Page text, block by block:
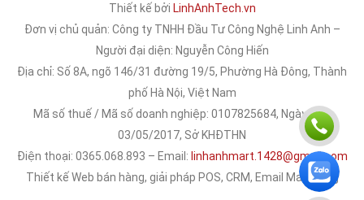
Thiết kế bởi LinhAnhTech.vn
Đơn vị chủ quản: Công ty TNHH Đầu Tư Công Nghệ Linh Anh –
Người đại diện: Nguyễn Công Hiến
Địa chỉ: Số 8A, ngõ 146/31 đường 19/5, Phường Hà Đông, Thành
phố Hà Nội, Việt Nam
Mã số thuế / Mã số doanh nghiệp: 0107825684, Ngày cấp:
03/05/2017, Sở KHĐTHN
Điện thoại: 0365.068.893 – Email: linhanhmart.1428@gmail.com
Thiết kế Web bán hàng, giải pháp POS, CRM, Email Marketing